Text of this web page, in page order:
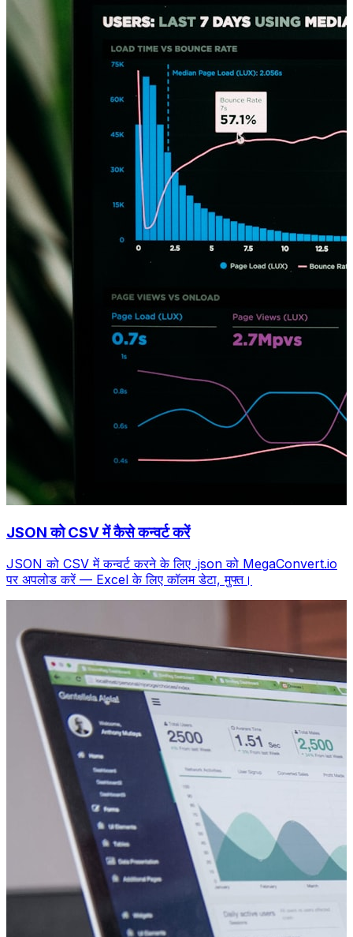
JSON को CSV में कैसे कन्वर्ट करें
JSON को CSV में कन्वर्ट करने के लिए .json को MegaConvert.io
पर अपलोड करें — Excel के लिए कॉलम डेटा, मुफ्त।